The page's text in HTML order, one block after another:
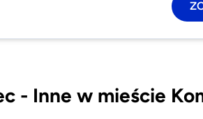
- Inne w mieście